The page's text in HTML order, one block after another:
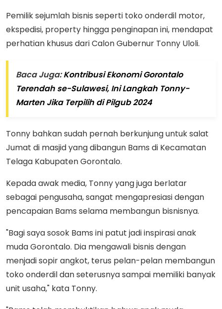
Pemilik sejumlah bisnis seperti toko onderdil motor,
ekspedisi, property hingga penginapan ini, mendapat
perhatian khusus dari Calon Gubernur Tonny Uloli.
Baca Juga:Kontribusi Ekonomi Gorontalo
Terendah se-Sulawesi, Ini Langkah Tonny-
Marten Jika Terpilih di Pilgub 2024
Tonny bahkan sudah pernah berkunjung untuk salat
Jumat di masjid yang dibangun Bams di Kecamatan
Telaga Kabupaten Gorontalo.
Kepada awak media, Tonny yang juga berlatar
sebagai pengusaha, sangat mengapresiasi dengan
pencapaian Bams selama membangun bisnisnya.
"Bagi saya sosok Bams ini patut jadi inspirasi anak
muda Gorontalo. Dia mengawali bisnis dengan
menjadi sopir angkot, terus pelan-pelan membangun
toko onderdil dan seterusnya sampai memiliki banyak
unit usaha," kata Tonny.